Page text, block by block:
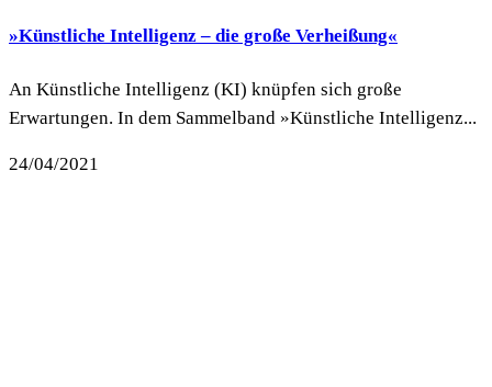
»Künstliche Intelligenz – die große Verheißung«
An Künstliche Intelligenz (KI) knüpfen sich große
Erwartungen. In dem Sammelband »Künstliche Intelligenz...
24/04/2021